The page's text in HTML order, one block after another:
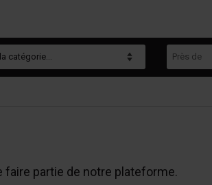
partie de notre plateforme.